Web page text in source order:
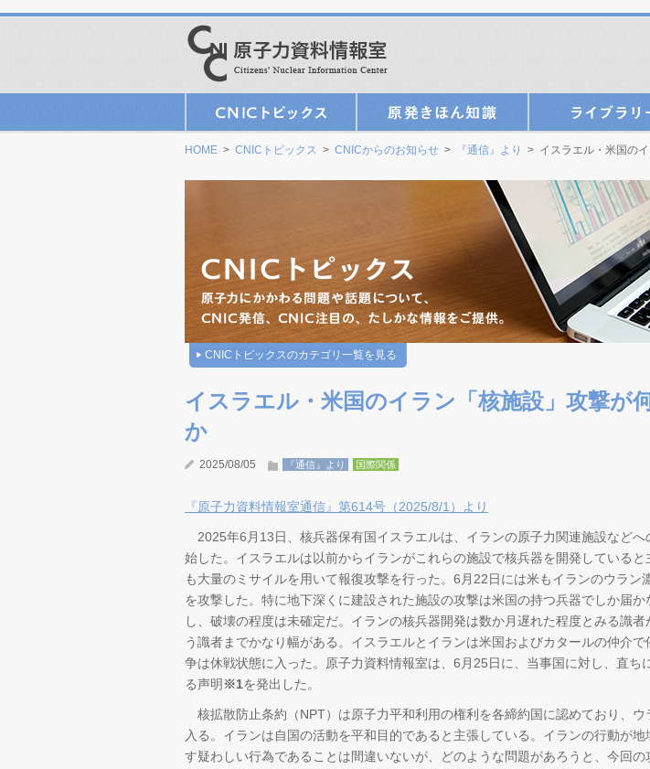
HOME > CNICトピックス > CNICからのお知らせ > 『通信』より > イスラエル・米国の
CNICトピックスのカテゴリ一覧を見る
イスラエル・米国のイラン「核施設」攻撃が
か
2025/08/05 『通信』より 国際関係
『原子力資料情報室通信』第614号（2025/8/1）より
2025年6月13日、核兵器保有国イスラエルは、イランの原子力関連施設などへ
始した。イスラエルは以前からイランがこれらの施設で核兵器を開発していると
も大量のミサイルを用いて報復攻撃を行った。6月22日には米もイランのウラン
を攻撃した。特に地下深くに建設された施設の攻撃は米国の持つ兵器でしか届
し、破壊の程度は未確定だ。イランの核兵器開発は数か月遅れた程度とみる識
う識者までかなり幅がある。イスラエルとイランは米国およびカタールの仲介
争は休戦状態に入った。原子力資料情報室は、6月25日に、当事国に対し、直ち
る声明 ※1を発出した。
核拡散防止条約（NPT）は原子力平和利用の権利を各締約国に認めており、ウ
入る。イランは自国の活動を平和目的であると主張している。イランの行動が
す疑わしい行為であることは間違いないが、どのような問題があろうと、今回